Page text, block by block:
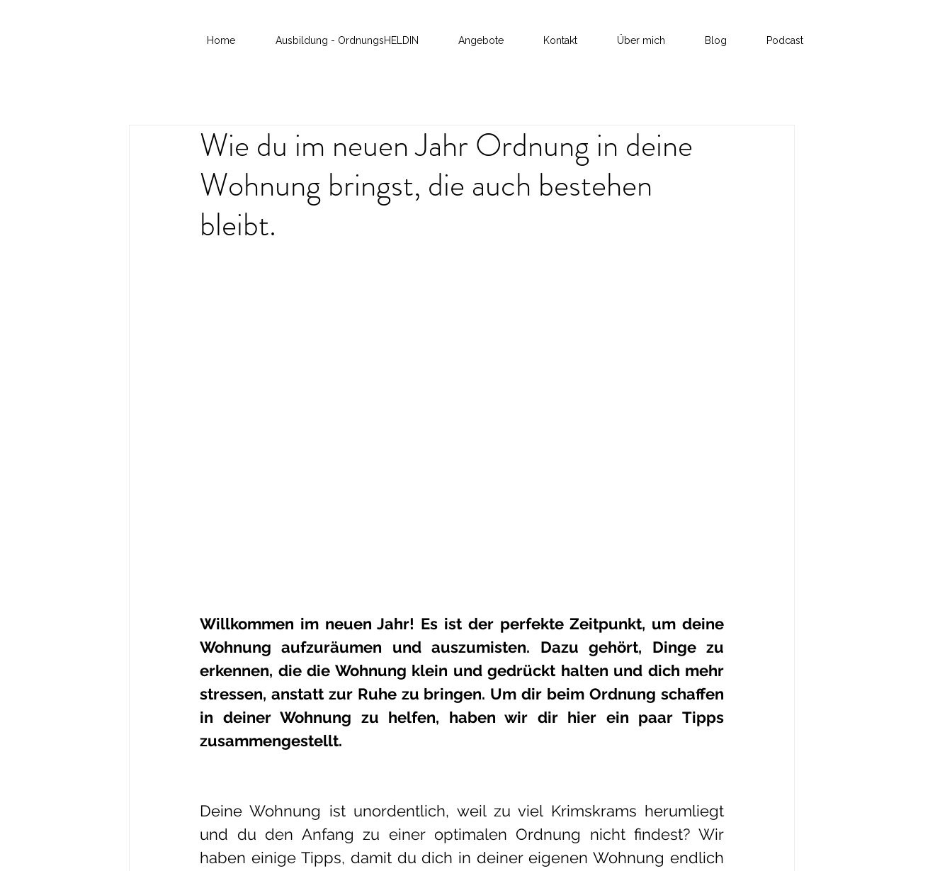
Home Ausbildung - OrdnungsHELDIN Angebote Kontakt Über mich Blog Podcast
Wie du im neuen Jahr Ordnung in deine
Wohnung bringst, die auch bestehen
bleibt.
Willkommen im neuen Jahr! Es ist der perfekte Zeitpunkt, um deine
Wohnung aufzuräumen und auszumisten. Dazu gehört, Dinge zu
erkennen, die die Wohnung klein und gedrückt halten und dich mehr
stressen, anstatt zur Ruhe zu bringen. Um dir beim Ordnung schaffen
in deiner Wohnung zu helfen, haben wir dir hier ein paar Tipps
zusammengestellt.
Deine Wohnung ist unordentlich, weil zu viel Krimskrams herumliegt
und du den Anfang zu einer optimalen Ordnung nicht findest? Wir
haben einige Tipps, damit du dich in deiner eigenen Wohnung endlich